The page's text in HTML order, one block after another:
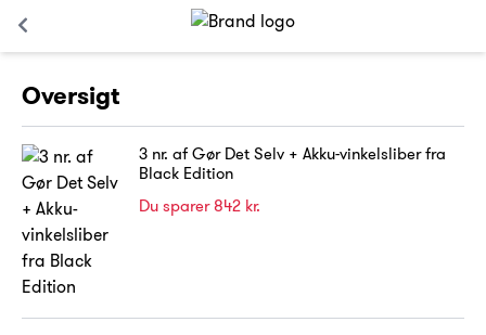
Oversigt
3 nr. af Gør Det Selv + Akku-vinkelsliber fra
Black Edition
Du sparer 842 kr.